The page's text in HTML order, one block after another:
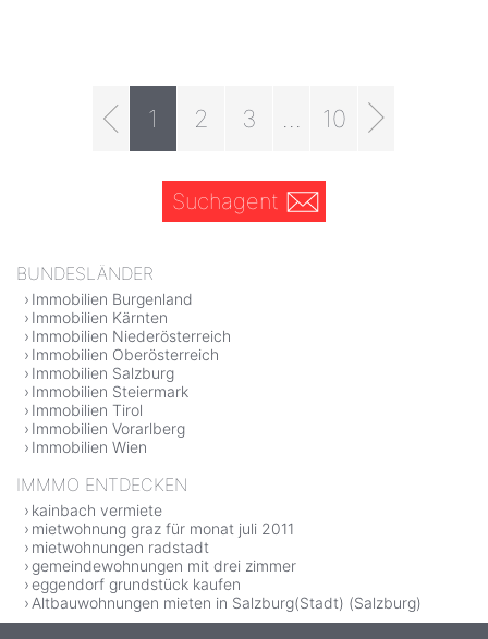
1 2 3 10
Suchagent
BUNDESLÄNDER
Immobilien Burgenland
Immobilien Kärnten
Immobilien Niederösterreich
Immobilien Oberösterreich
Immobilien Salzburg
Immobilien Steiermark
Immobilien Tirol
Immobilien Vorarlberg
Immobilien Wien
IMMMO ENTDECKEN
kainbach vermiete
mietwohnung graz für monat juli 2011
mietwohnungen radstadt
gemeindewohnungen mit drei zimmer
eggendorf grundstück kaufen
Altbauwohnungen mieten in Salzburg(Stadt) (Salzburg)